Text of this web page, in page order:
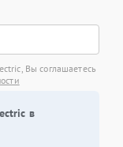
Вы соглашаетесь
в